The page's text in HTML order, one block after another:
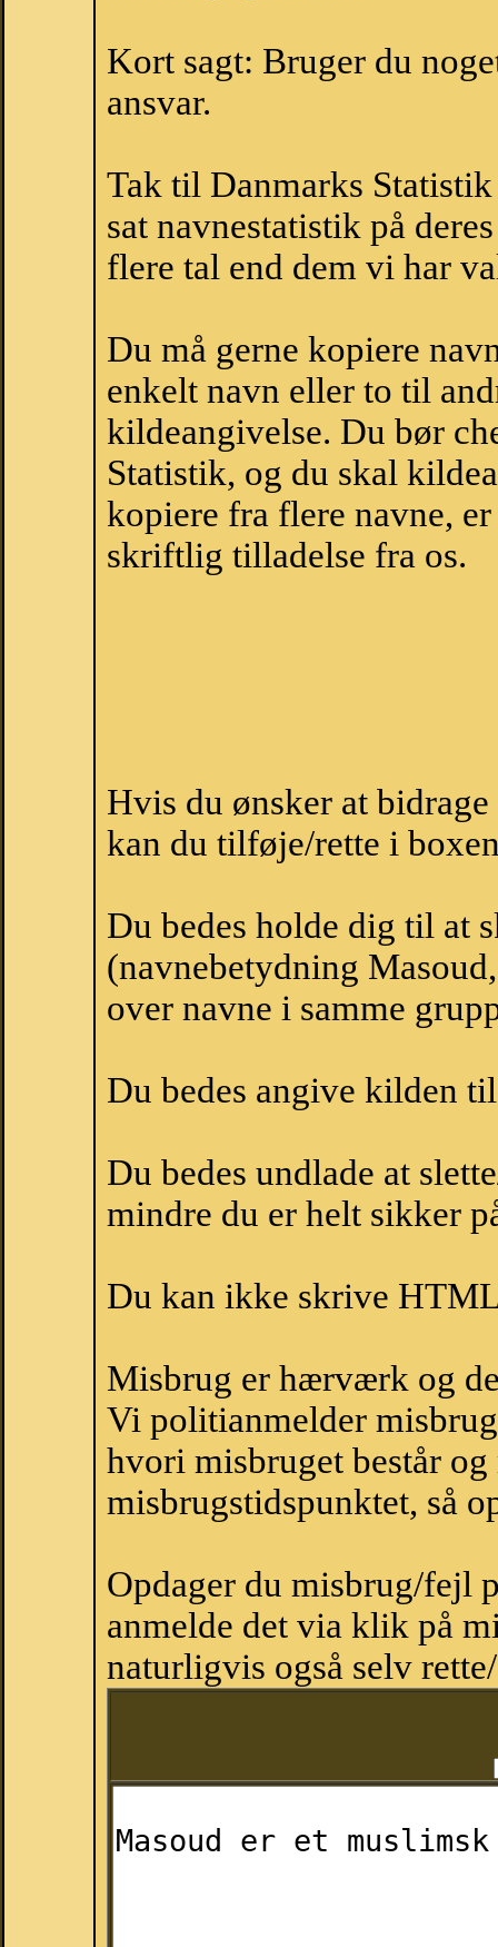
Kort sagt: Bruger du
ansvar.
Tak til Danmarks
sat navnestatistik på
flere tal end dem vi har
Du må gerne kopiere
enkelt navn eller to til
kildeangivelse. Du bør
Statistik, og du skal
kopiere fra flere navne,
skriftlig tilladelse fra os.
Hvis du ønsker at
kan du tilføje/rette i
Du bedes holde dig til at
(navnebetydning
over navne i samme
Du bedes angive kilden
Du bedes undlade at
mindre du er helt sikker
Du kan ikke skrive
Misbrug er hærværk og
Vi politianmelder
hvori misbruget består
misbrugstidspunktet, så
Opdager du misbrug/fejl
anmelde det via klik på
naturligvis også selv